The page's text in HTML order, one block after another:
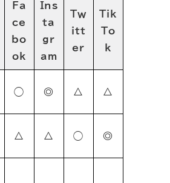
Fa
ce
bo
ok
Ins
ta
gr
am
Tw
itt
er
Tik
To
k
◯ ◎ △ △
△ △ ◯ ◎